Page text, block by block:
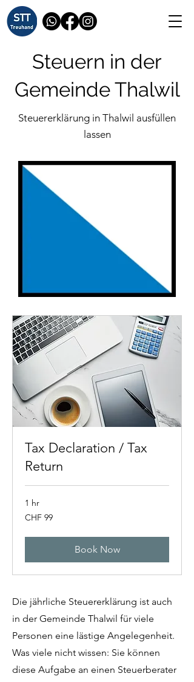
Steuern in der
Gemeinde Thalwil
Steuererklärung in Thalwil ausfüllen
lassen
Tax Declaration / Tax
Return
1 hr
99
Swiss
CHF 99
Book Now
Die jährliche Steuererklärung ist auch
in der Gemeinde Thalwil für viele
Personen eine lästige Angelegenheit.
Was viele nicht wissen: Sie können
diese Aufgabe an einen Steuerberater